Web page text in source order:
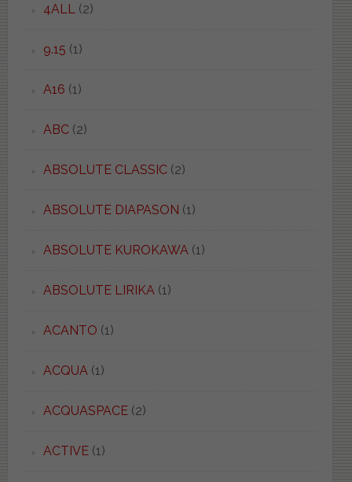
4ALL (2)
9.15 (1)
A16 (1)
ABC(2)
ABSOLUTE CLASSIC(2)
ABSOLUTE DIAPASON (1)
ABSOLUTE KUROKAWA (1)
ABSOLUTE LIRIKA (1)
ACANTO (1)
ACQUA (1)
ACQUASPACE(2)
ACTIVE(1)